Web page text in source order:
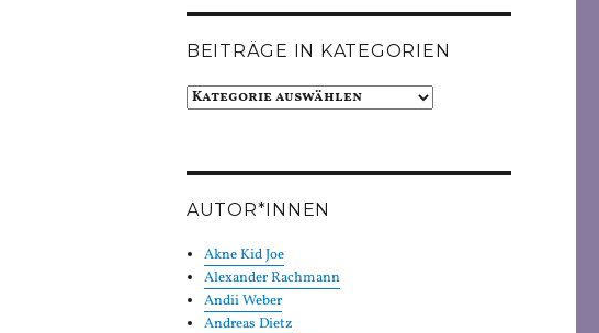
BEITRÄGE IN KATEGORIEN
Beiträge
AUTOR*INNEN
Akne Kid Joe
Alexander Rachmann
Andii Weber
Andreas Dietz